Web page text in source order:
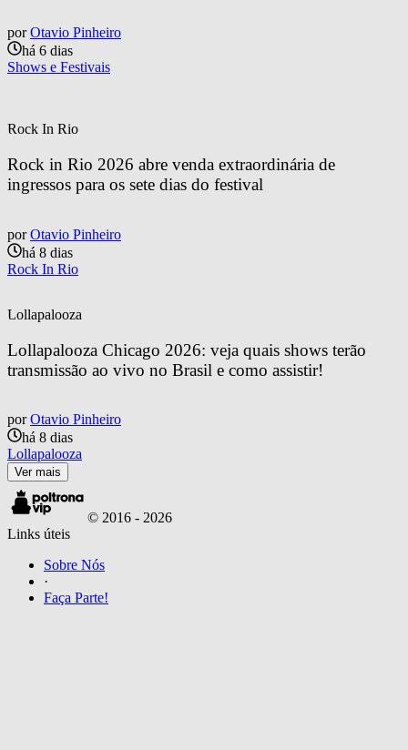
por Otavio Pinheiro
há 6 dias
Shows e Festivais
Rock In Rio
Rock in Rio 2026 abre venda extraordinária de
ingressos para os sete dias do festival
por Otavio Pinheiro
há 8 dias
Rock In Rio
Lollapalooza
Lollapalooza Chicago 2026: veja quais shows terão
transmissão ao vivo no Brasil e como assistir!
por Otavio Pinheiro
há 8 dias
Lollapalooza
Ver mais
© 2016 - 2026
Links úteis
Sobre Nós
·
Faça Parte!